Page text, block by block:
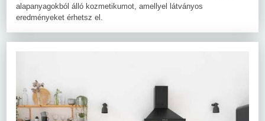
alapanyagokból álló kozmetikumot, amellyel látványos
eredményeket érhetsz el.